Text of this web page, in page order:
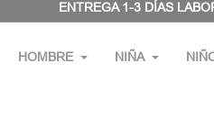
ENTREGA 1-3 DÍAS
HOMBRE NIÑA